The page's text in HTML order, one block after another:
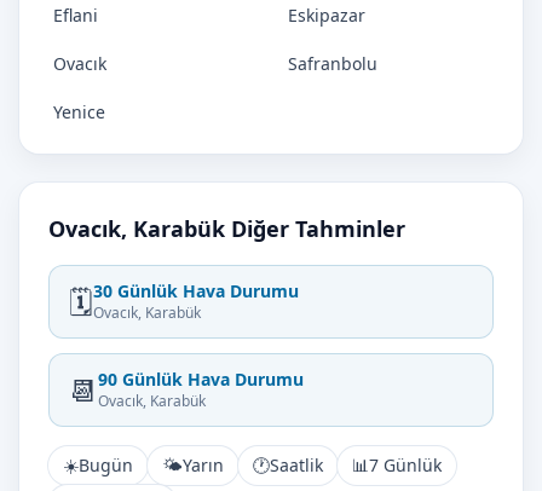
Eflani Eskipazar
Ovacık Safranbolu
Yenice
Ovacık, Karabük Diğer Tahminler
🗓️30 Günlük Hava Durumu
Ovacık, Karabük
📆 90 Günlük Hava Durumu
Ovacık, Karabük
☀️Bugün 🌤️Yarın 🕐Saatlik 📊7 Günlük